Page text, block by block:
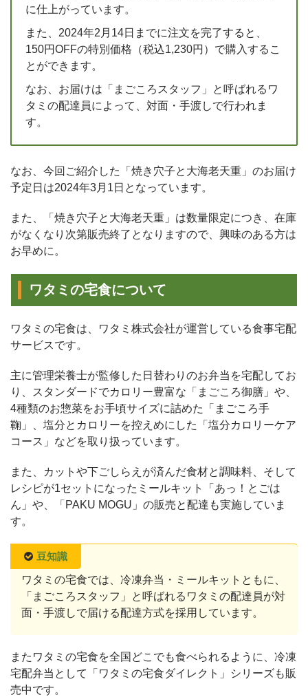
に仕上がっています。
また、2024年2月14日までに注文を完了すると、
150円OFFの特別価格（税込1,230円）で購入するこ
とができます。
なお、お届けは「まごころスタッフ」と呼ばれるワ
タミの配達員によって、対面・手渡しで行われま
す。
なお、今回ご紹介した「焼き穴子と大海老天重」のお届け
予定日は2024年3月1日となっています。
また、「焼き穴子と大海老天重」は数量限定につき、在庫
がなくなり次第販売終了となりますので、興味のある方は
お早めに。
ワタミの宅食について
ワタミの宅食は、ワタミ株式会社が運営している食事宅配
サービスです。
主に管理栄養士が監修した日替わりのお弁当を宅配してお
り、スタンダードでカロリー豊富な「まごころ御膳」や、
4種類のお惣菜をお手頃サイズに詰めた「まごころ手
鞠」、塩分とカロリーを控えめにした「塩分カロリーケア
コース」などを取り扱っています。
また、カットや下ごしらえが済んだ食材と調味料、そして
レシピが1セットになったミールキット「あっ！とごは
ん」や、「PAKU MOGU」の販売と配達も実施していま
す。
豆知識
ワタミの宅食では、冷凍弁当・ミールキットともに、
「まごころスタッフ」と呼ばれるワタミの配達員が対
面・手渡しで届ける配達方式を採用しています。
またワタミの宅食を全国どこでも食べられるように、冷凍
宅配弁当として「ワタミの宅食ダイレクト」シリーズも販
売中です。